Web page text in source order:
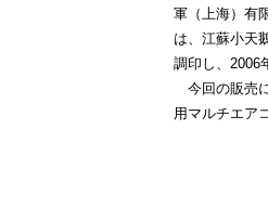
軍（上海）有
は、江蘇小天
調印し、2006
今回の販売
用マルチエア